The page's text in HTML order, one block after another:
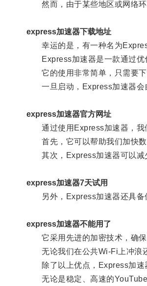
然而，由于某些地区或网络环
express加速器下载地址
幸运的是，有一种名为
Express加速器是一款通过优
它的使用非常简单，只需要下
一旦启动，Express加速器会
express加速器官方网址
通过使用Express加速器，我
首先，它可以帮助我们加快数
其次，Express加速器可以减
express加速器7天试用
另外，Express加速器还具备
express加速器不能用了
它采用先进的加密技术，确保
无论我们在公共Wi-Fi上冲浪还
除了以上优点，Express加速
无论是稳定、高速的YouTube